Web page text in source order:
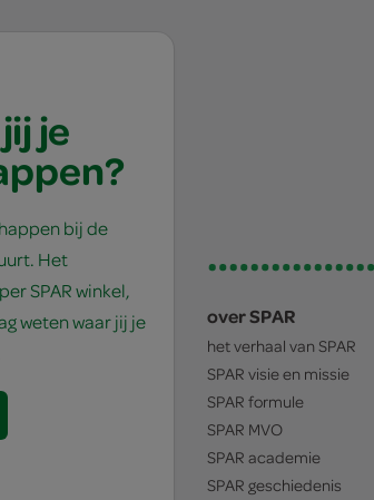
je
bij de
Het
SPAR winkel,
weten waar jij je
over SPAR
het verhaal van SPAR
SPAR visie en missie
SPAR formule
SPAR MVO
SPAR academie
SPAR geschiedenis